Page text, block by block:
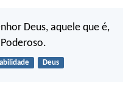
Deus, aquele que é,
Deus